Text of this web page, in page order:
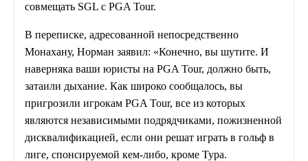
совмещать SGL с PGA Tour.
В переписке, адресованной непосредственно
Монахану, Норман заявил: «Конечно, вы шутите. И
наверняка ваши юристы на PGA Tour, должно быть,
затаили дыхание. Как широко сообщалось, вы
пригрозили игрокам PGA Tour, все из которых
являются независимыми подрядчиками, пожизненной
дисквалификацией, если они решат играть в гольф в
лиге, спонсируемой кем-либо, кроме Тура.